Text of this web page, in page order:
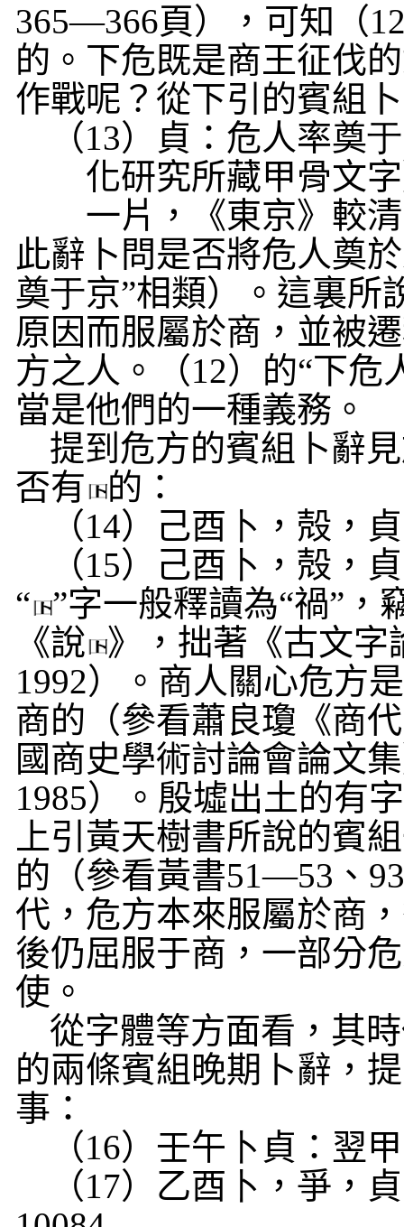
365—366頁），可知（
的。下危既是商王征伐
作戰呢？從下引的賓組
（13）貞：危人率奠于
化研究所藏甲骨文
一片，《東京》較
此辭卜問是否將危人奠
奠于京”相類）。這裏所
原因而服屬於商，並被
方之人。（12）的“下危
當是他們的一種義務。
提到危方的賓組卜辭
否有
的：
（14）己酉 卜 ，殻，
（15）己酉 卜 ，殻，
“
”字一般釋讀為“禍”，
《說
》，拙著《古文字
1992）。商人關心危方
商的（參看蕭良瓊《商
國商史學術討論會論文
1985）。殷墟出土的有
上引黃天樹書所說的賓
的（參看黃書51—53 、
代，危方本來服屬於商
後仍屈服于商，一部分
使。
從字體等方面看，其
的兩條賓組晚期卜辭，
事：
（16）壬午 卜 貞：翌
（17）乙酉 卜 ，爭，